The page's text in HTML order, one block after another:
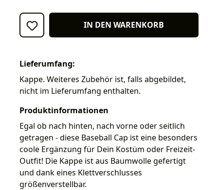
IN DEN WARENKORB
Lieferumfang:
Kappe. Weiteres Zubehör ist, falls abgebildet,
nicht im Lieferumfang enthalten.
Produktinformationen
Egal ob nach hinten, nach vorne oder seitlich
getragen - diese Baseball Cap ist eine besonders
coole Ergänzung für Dein Kostüm oder Freizeit-
Outfit! Die Kappe ist aus Baumwolle gefertigt
und dank eines Klettverschlusses
größenverstellbar.